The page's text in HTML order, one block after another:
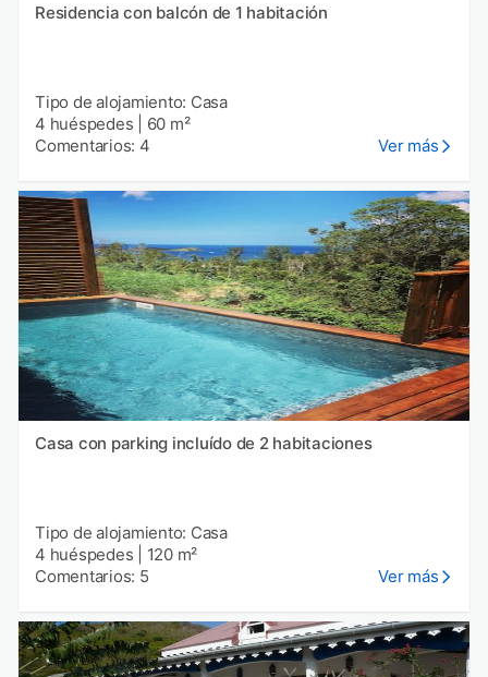
Residencia con balcón de 1 habitación
Tipo de alojamiento: Casa
4 huéspedes
60 m²
Comentarios: 4
Ver más
Casa con parking incluído de 2 habitaciones
Tipo de alojamiento: Casa
4 huéspedes
120 m²
Comentarios: 5
Ver más